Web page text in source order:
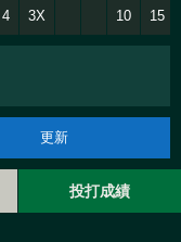
4 3X 10 15
更新
投打成績